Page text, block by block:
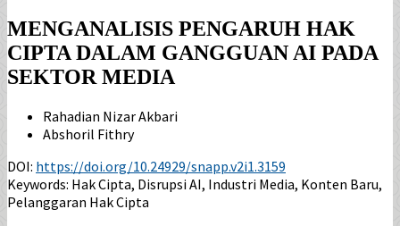
MENGANALISIS PENGARUH HAK
CIPTA DALAM GANGGUAN AI PADA
SEKTOR MEDIA
Rahadian Nizar Akbari
Abshoril Fithry
DOI: https://doi.org/10.24929/snapp.v2i1.3159
Keywords: Hak Cipta, Disrupsi AI, Industri Media, Konten Baru,
Pelanggaran Hak Cipta